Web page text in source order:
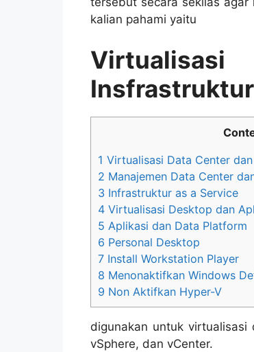
kalian pahami yaitu
1 Virtualisasi Data Center
2 Manajemen Data Center
3 Infrastruktur as a Service
4 Virtualisasi Desktop dan
5 Aplikasi dan Data Platform
6 Personal Desktop
7 Install Workstation Player
8 Menonaktifkan Windows
9 Non Aktifkan Hyper-V
digunakan untuk
vSphere, dan vCenter.